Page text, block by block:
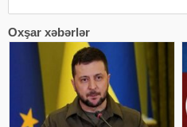
Oxşar xəbərlər